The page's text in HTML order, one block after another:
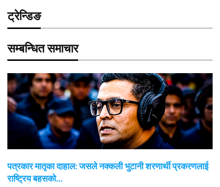
ट्रेन्डिङ
सम्बन्धित समाचार
पत्रकार मातृका दाहाल: जसले नक्कली भुटानी शरणार्थी प्रकरणलाई
राष्ट्रिय बहसको…